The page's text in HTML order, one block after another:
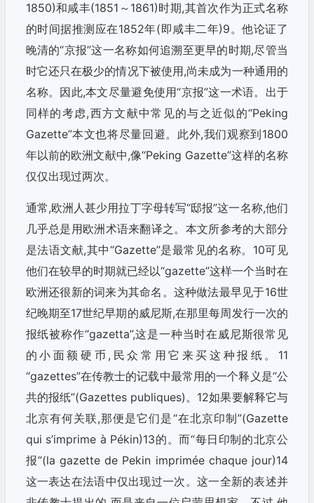
1850)和咸丰(1851～1861)时期,其首次作为正式名称
的时间据推测应在1852年(即咸丰二年)9。他论证了
晚清的“京报”这一名称如何追溯至更早的时期,尽管当
时它还只在极少的情况下被使用,尚未成为一种通用的
名称。因此,本文尽量避免使用“京报”这一术语。出于
同样的考虑,西方文献中常见的与之近似的“Peking
Gazette”本文也将尽量回避。此外,我们观察到1800
年以前的欧洲文献中,像“Peking Gazette”这样的名称
仅仅出现过两次。
通常,欧洲人甚少用拉丁字母转写“邸报”这一名称,他们
几乎总是用欧洲术语来翻译之。本文所参考的大部分
是法语文献,其中“Gazette”是最常见的名称。10可见
他们在较早的时期就已经以“gazette”这样一个当时在
欧洲还很新的词来为其命名。这种做法最早见于16世
纪晚期至17世纪早期的威尼斯,在那里每周发行一次的
报纸被称作“gazetta”,这是一种当时在威尼斯很常见
的小面额硬币,民众常用它来买这种报纸。11
“gazettes”在传教士的记载中最常用的一个释义是“公
共的报纸”(Gazettes publiques)。12如果要解释它与
北京有何关联,那便是它们是“在北京印制”(Gazette
qui s’imprime à Pékin)13的。而“每日印制的北京公
报”(la gazette de Pekin imprimée chaque jour)14
这一表达在法语中仅出现过一次。这一全新的表述并